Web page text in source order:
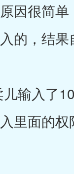
因很简
的，结果
入了108
里面的